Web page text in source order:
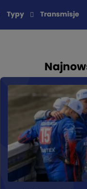
Typy Transmisje